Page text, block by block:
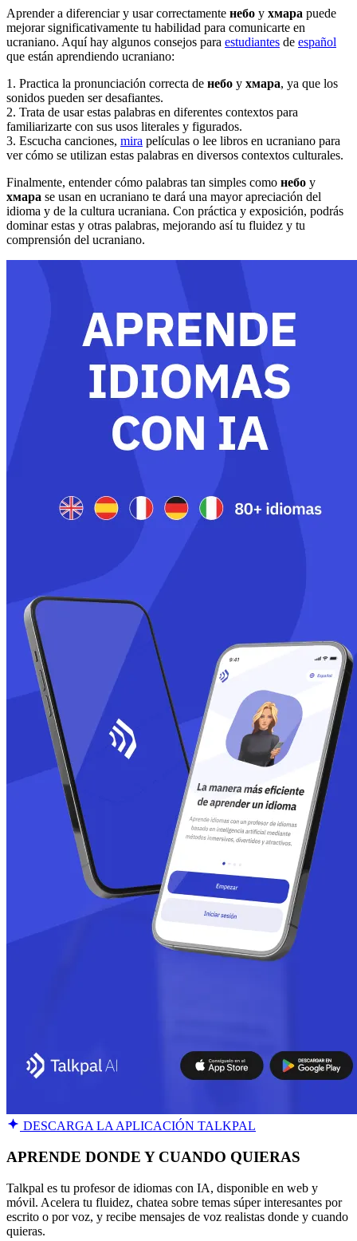
Aprender a diferenciar y usar correctamente небо y хмара puede
mejorar significativamente tu habilidad para comunicarte en
ucraniano. Aquí hay algunos consejos para estudiantes de español
que están aprendiendo ucraniano:
1. Practica la pronunciación correcta de небо y хмара, ya que los
sonidos pueden ser desafiantes.
2. Trata de usar estas palabras en diferentes contextos para
familiarizarte con sus usos literales y figurados.
3. Escucha canciones, mira películas o lee libros en ucraniano para
ver cómo se utilizan estas palabras en diversos contextos culturales.
Finalmente, entender cómo palabras tan simples como небо y
хмара se usan en ucraniano te dará una mayor apreciación del
idioma y de la cultura ucraniana. Con práctica y exposición, podrás
dominar estas y otras palabras, mejorando así tu fluidez y tu
comprensión del ucraniano.
DESCARGA LA APLICACIÓN TALKPAL
APRENDE DONDE Y CUANDO QUIERAS
Talkpal es tu profesor de idiomas con IA, disponible en web y
móvil. Acelera tu fluidez, chatea sobre temas súper interesantes por
escrito o por voz, y recibe mensajes de voz realistas donde y cuando
quieras.